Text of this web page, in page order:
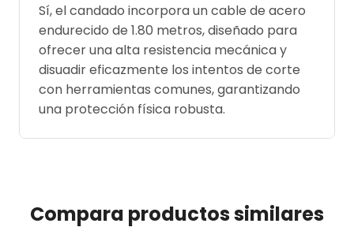
Sí, el candado incorpora un cable de acero
endurecido de 1.80 metros, diseñado para
ofrecer una alta resistencia mecánica y
disuadir eficazmente los intentos de corte
con herramientas comunes, garantizando
una protección física robusta.
Compara productos similares